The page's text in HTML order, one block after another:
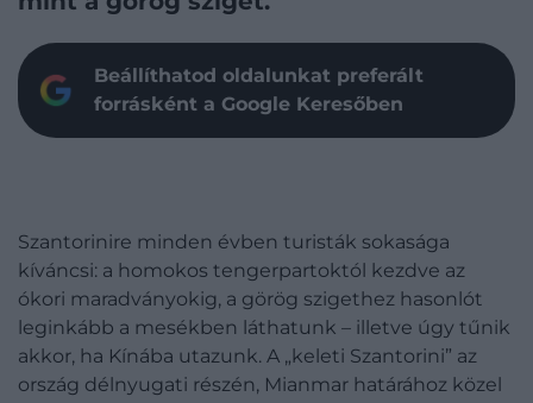
Beállíthatod oldalunkat preferált
forrásként a Google Keresőben
Szantorinire minden évben turisták sokasága
kíváncsi: a homokos tengerpartoktól kezdve az
ókori maradványokig, a görög szigethez hasonlót
leginkább a mesékben láthatunk – illetve úgy tűnik
akkor, ha Kínába utazunk. A „keleti Szantorini” az
ország délnyugati részén, Mianmar határához közel